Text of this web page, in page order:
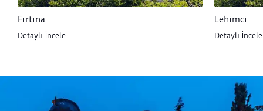
Fırtına
Detaylı İncele
Lehimci
Detaylı İncele